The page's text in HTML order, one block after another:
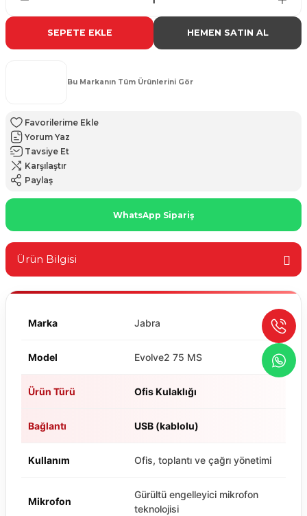
SEPETE EKLE HEMEN SATIN AL
Bu Markanın Tüm Ürünlerini Gör
Yorum Yaz
Tavsiye Et
Karşılaştır
Paylaş
WhatsApp Sipariş
Ürün Bilgisi
Marka Jabra
Model Evolve2 75 MS
Ürün Türü Ofis Kulaklığı
Bağlantı USB (kablolu)
Kullanım Ofis, toplantı ve çağrı yönetimi
Mikrofon
Gürültü engelleyici mikrofon
teknolojisi